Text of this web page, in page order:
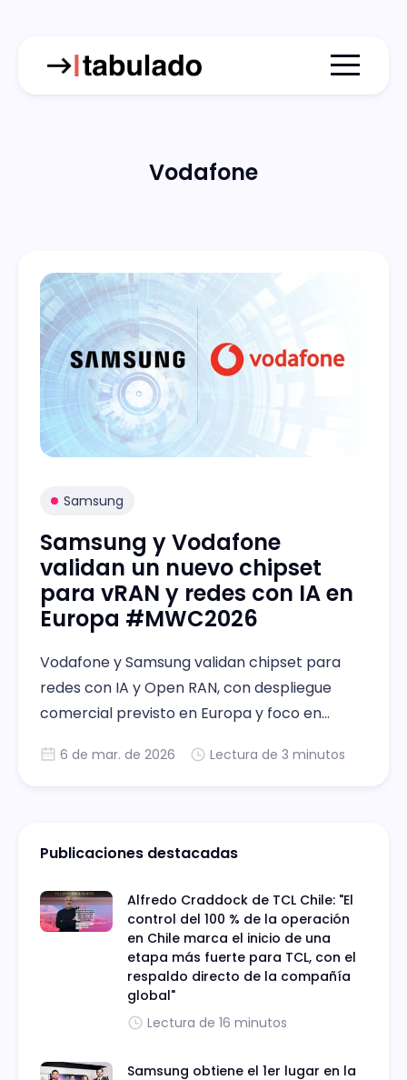
Menu
Vodafone
Samsung
Samsung y Vodafone
validan un nuevo chipset
para vRAN y redes con IA en
Europa #MWC2026
Vodafone y Samsung validan chipset para
redes con IA y Open RAN, con despliegue
comercial previsto en Europa y foco en
6 de mar. de 2026 Lectura de 3 minutos
Publicaciones destacadas
Alfredo Craddock de TCL Chile: "El
control del 100 % de la operación
en Chile marca el inicio de una
etapa más fuerte para TCL, con el
respaldo directo de la compañía
global"
Lectura de 16 minutos
Samsung obtiene el 1er lugar en la